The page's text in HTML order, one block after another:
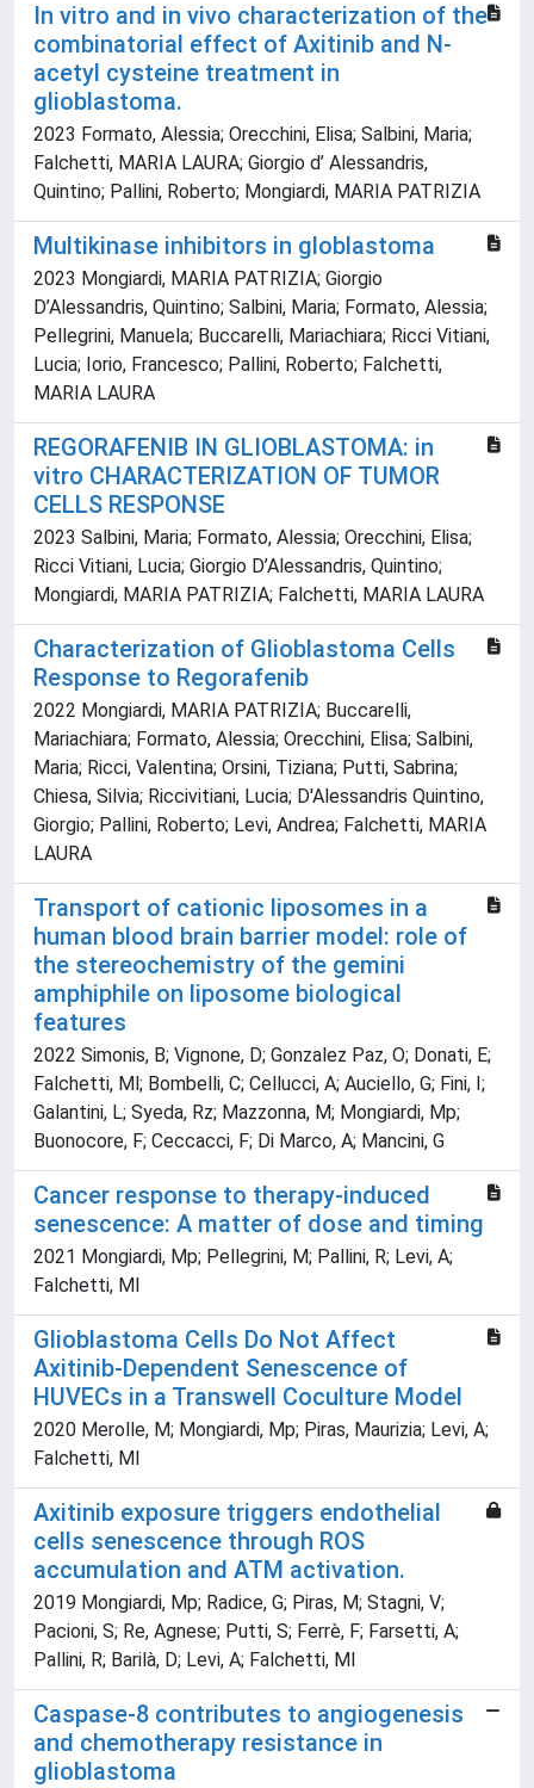
In vitro and in vivo characterization of the
combinatorial effect of Axitinib and N-
acetyl cysteine treatment in
glioblastoma.
2023 Formato, Alessia; Orecchini, Elisa; Salbini, Maria;
Falchetti, MARIA LAURA; Giorgio d’ Alessandris,
Quintino; Pallini, Roberto; Mongiardi, MARIA PATRIZIA
Multikinase inhibitors in globlastoma
2023 Mongiardi, MARIA PATRIZIA; Giorgio
D’Alessandris, Quintino; Salbini, Maria; Formato, Alessia;
Pellegrini, Manuela; Buccarelli, Mariachiara; Ricci Vitiani,
Lucia; Iorio, Francesco; Pallini, Roberto; Falchetti,
MARIA LAURA
REGORAFENIB IN GLIOBLASTOMA: in
vitro CHARACTERIZATION OF TUMOR
CELLS RESPONSE
2023 Salbini, Maria; Formato, Alessia; Orecchini, Elisa;
Ricci Vitiani, Lucia; Giorgio D’Alessandris, Quintino;
Mongiardi, MARIA PATRIZIA; Falchetti, MARIA LAURA
Characterization of Glioblastoma Cells
Response to Regorafenib
2022 Mongiardi, MARIA PATRIZIA; Buccarelli,
Mariachiara; Formato, Alessia; Orecchini, Elisa; Salbini,
Maria; Ricci, Valentina; Orsini, Tiziana; Putti, Sabrina;
Chiesa, Silvia; Riccivitiani, Lucia; D'Alessandris Quintino,
Giorgio; Pallini, Roberto; Levi, Andrea; Falchetti, MARIA
LAURA
Transport of cationic liposomes in a
human blood brain barrier model: role of
the stereochemistry of the gemini
amphiphile on liposome biological
features
2022 Simonis, B; Vignone, D; Gonzalez Paz, O; Donati, E;
Falchetti, Ml; Bombelli, C; Cellucci, A; Auciello, G; Fini, I;
Galantini, L; Syeda, Rz; Mazzonna, M; Mongiardi, Mp;
Buonocore, F; Ceccacci, F; Di Marco, A; Mancini, G
Cancer response to therapy-induced
senescence: A matter of dose and timing
2021 Mongiardi, Mp; Pellegrini, M; Pallini, R; Levi, A;
Falchetti, Ml
Glioblastoma Cells Do Not Affect
Axitinib-Dependent Senescence of
HUVECs in a Transwell Coculture Model
2020 Merolle, M; Mongiardi, Mp; Piras, Maurizia; Levi, A;
Falchetti, Ml
Axitinib exposure triggers endothelial
cells senescence through ROS
accumulation and ATM activation.
2019 Mongiardi, Mp; Radice, G; Piras, M; Stagni, V;
Pacioni, S; Re, Agnese; Putti, S; Ferrè, F; Farsetti, A;
Pallini, R; Barilà, D; Levi, A; Falchetti, Ml
Caspase-8 contributes to angiogenesis
and chemotherapy resistance in
glioblastoma